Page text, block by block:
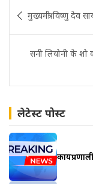
navigation
मुख्यमंत्री विष्णु देव
सनी लियोनी के शो
लेटेस्ट पोस्ट